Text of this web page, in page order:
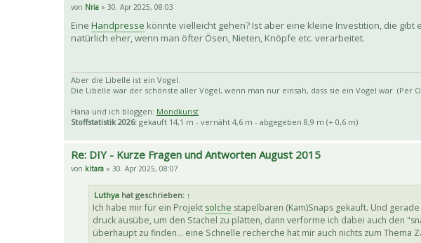
von Nria » 30. Apr 2025, 08:03
Eine Handpresse könnte vielleicht gehen? Ist aber eine kleine Investition, die gibt
natürlich eher, wenn man öfter Ösen, Nieten, Knöpfe etc. verarbeitet.
Aber die Libelle ist ein Vogel.
Die Libelle war der schönste aller Vögel, wenn man nur einsah, dass sie ein Vogel war. (Per
Hana und ich bloggen: Mondkunst
Stoffstatistik 2026: gekauft 14,1 m - vernäht 4,6 m - abgegeben 8,9 m (+ 0,6 m)
Re: DIY - Kurze Fragen und Antworten August 2015
von kitara » 30. Apr 2025, 08:07
Luthya hat geschrieben: ↑
Ich habe mir für ein Projekt solche stapelbaren (Kam)Snaps gekauft. Und
druck ausübe, um den Stachel zu plätten, dann verforme ich dabei auch den
überhaupt zu finden... eine Schnelle recherche hat mir auch nichts zum Thema